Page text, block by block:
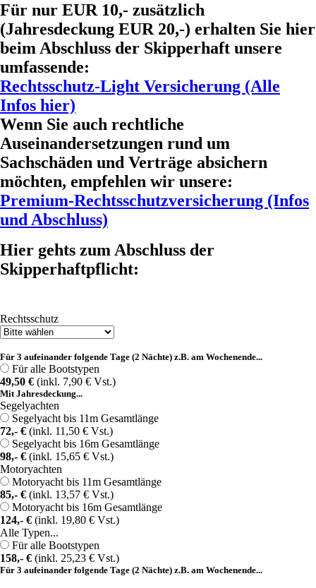
Für nur EUR 10,- zusätzlich
(Jahresdeckung EUR 20,-) erhalten Sie hier
beim Abschluss der Skipperhaft unsere
umfassende:
Rechtsschutz-Light Versicherung (Alle
Infos hier)
Wenn Sie auch rechtliche
Auseinandersetzungen rund um
Sachschäden und Verträge absichern
möchten, empfehlen wir unsere:
Premium-Rechtsschutzversicherung (Infos
und Abschluss)
Hier gehts zum Abschluss der
Skipperhaftpflicht:
Rechtsschutz
Für 3 aufeinander folgende Tage (2 Nächte) z.B. am Wochenende...
Für alle Bootstypen
49,50 € (inkl. 7,90 € Vst.)
Mit Jahresdeckung...
Segelyachten
Segelyacht bis 11m Gesamtlänge
72,- € (inkl. 11,50 € Vst.)
Segelyacht bis 16m Gesamtlänge
98,- € (inkl. 15,65 € Vst.)
Motoryachten
Motoryacht bis 11m Gesamtlänge
85,- € (inkl. 13,57 € Vst.)
Motoryacht bis 16m Gesamtlänge
124,- € (inkl. 19,80 € Vst.)
Alle Typen...
Für alle Bootstypen
158,- € (inkl. 25,23 € Vst.)
Für 3 aufeinander folgende Tage (2 Nächte) z.B. am Wochenende...